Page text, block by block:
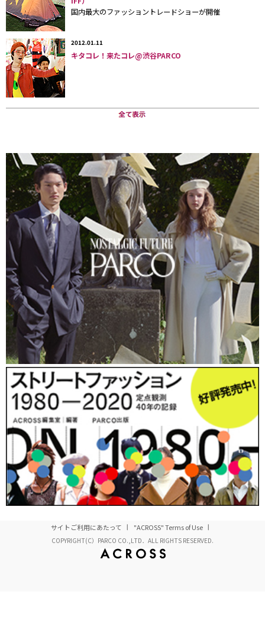
ビギナーには銃の使い方やマナーなどのオリエンテーションが行われる。フ
ィールド内に入るにはフェイスガードや首へのカバーが義務付けられるなど
安全対策に気を遣っている
ASOBIBA大門の所在地は都営大江戸線大門駅から徒歩3
分、国道1号に面した元銀行ビルで、東京タワーからも徒
歩6分というロケーション。運営は合同会社アソビバ で、
2013年10月より展開していた八重洲フィールドに続く第
２弾。この 大門では2014年3月31日（月）までの運営予
定
である。
最大の特徴は、何といっても元銀行として使用されてい
た物件をそのままの形で使っていること。フィールド内
は元の銀行の設備を活かし、金庫室、支店長室などを攻
略するフィールドを設計。そこに独自のルールや運用
で、既存のサバイバルゲームのフィールドにはない面白
さを作り出すことに成功している。銀行という設定を活
かし、プレイヤーがスーツを着用して戦う、という遊び
方をするプレイヤーもいるそうだ。
料金は1人5000円で、15人分（7万5000円～）から貸切
可能。初心者でもスポーツジムに通う感覚で平日夜に手
ぶらで来場しても楽しめるようなシステムが特徴で、電
動ガン、マスク、迷彩服など、グッズやギアのレンタル
はサバゲーフィールドの中でもかなり充実した品揃えで
団体貸切だけではなく、個人で参加して現地でチームを
国内最大のファッショントレードショーが開催
2012.01.11
キタコレ！来たコレ@渋谷PARCO
サイトご利用にあたって "ACROSS" Terms of Use
COPYRIGHT(C）PARCO CO.,LTD．ALL RIGHTS RESERVED.